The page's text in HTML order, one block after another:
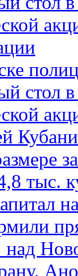
стол
тыс.